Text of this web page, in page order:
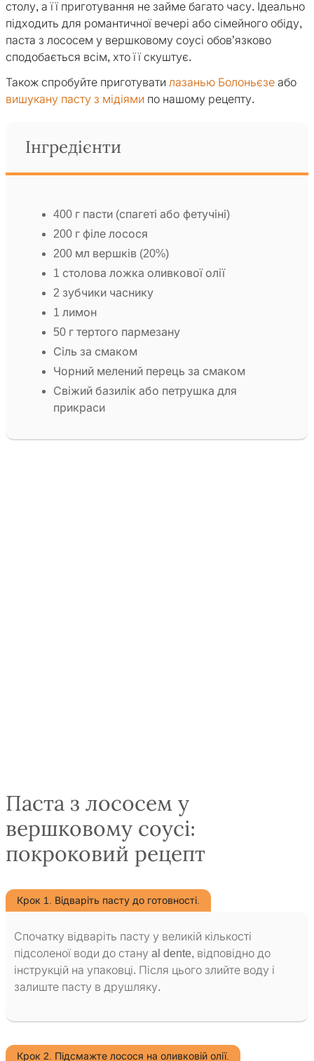
столу, а її приготування не займе багато часу. Ідеально
підходить для романтичної вечері або сімейного обіду,
паста з лососем у вершковому соусі обов’язково
сподобається всім, хто її скуштує.
Також спробуйте приготувати лазанью Болоньєзе або
вишукану пасту з мідіями по нашому рецепту.
Інгредієнти
400 г пасти (спагеті або фетучіні)
200 г філе лосося
200 мл вершків (20%)
1 столова ложка оливкової олії
2 зубчики часнику
1 лимон
50 г тертого пармезану
Сіль за смаком
Чорний мелений перець за смаком
Свіжий базилік або петрушка для
прикраси
Паста з лососем у
вершковому соусі:
покроковий рецепт
Крок 1. Відваріть пасту до готовності.
Спочатку відваріть пасту у великій кількості
підсоленої води до стану al dente, відповідно до
інструкцій на упаковці. Після цього злийте воду і
залиште пасту в друшляку.
Крок 2. Підсмажте лосося на оливковій олії.